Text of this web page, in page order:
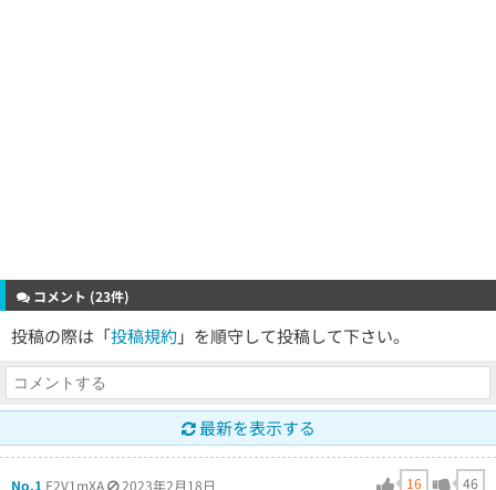
コメント (23件)
投稿の際は「投稿規約 」を順守して投稿して下さい。
最新を表示する
No.1 E2V1mXA 2023年2月18日 16 46